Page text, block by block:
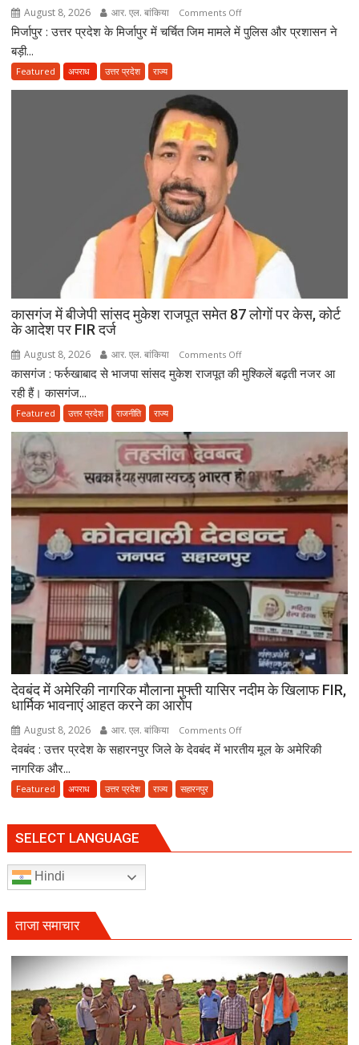
August 8, 2026 आर. एल. बांकिया Comments Offon
मिर्जापुर
की
अचल
मिर्जापुर : उत्तर प्रदेश के मिर्जापुर में चर्चित जिम मामले में पुलिस और प्रशासन ने
बड़ी...
Featured अपराध उत्तर प्रदेश राज्य
कासगंज में बीजेपी सांसद मुकेश राजपूत समेत 87 लोगों पर केस, कोर्ट
के आदेश पर FIR दर्ज
August 8, 2026 आर. एल. बांकिया Comments Offon
कासगंज
मुकेश
राजपूत
समेत
87
लोगों
पर
केस,
कोर्ट
के
आदेश
पर
FIR
कासगंज : फर्रुखाबाद से भाजपा सांसद मुकेश राजपूत की मुश्किलें बढ़ती नजर आ
रही हैं। कासगंज...
Featured उत्तर प्रदेश राजनीति राज्य
देवबंद में अमेरिकी नागरिक मौलाना मुफ्ती यासिर नदीम के खिलाफ FIR,
धार्मिक भावनाएं आहत करने का आरोप
August 8, 2026 आर. एल. बांकिया Comments Offon
देवबंद
यासिर
धार्मिक
भावनाएं
आहत
करने
का
आरोप
देवबंद : उत्तर प्रदेश के सहारनपुर जिले के देवबंद में भारतीय मूल के अमेरिकी
नागरिक और...
Featured अपराध उत्तर प्रदेश राज्य सहारनपुर
SELECT LANGUAGE
Hindi
ताजा समाचार